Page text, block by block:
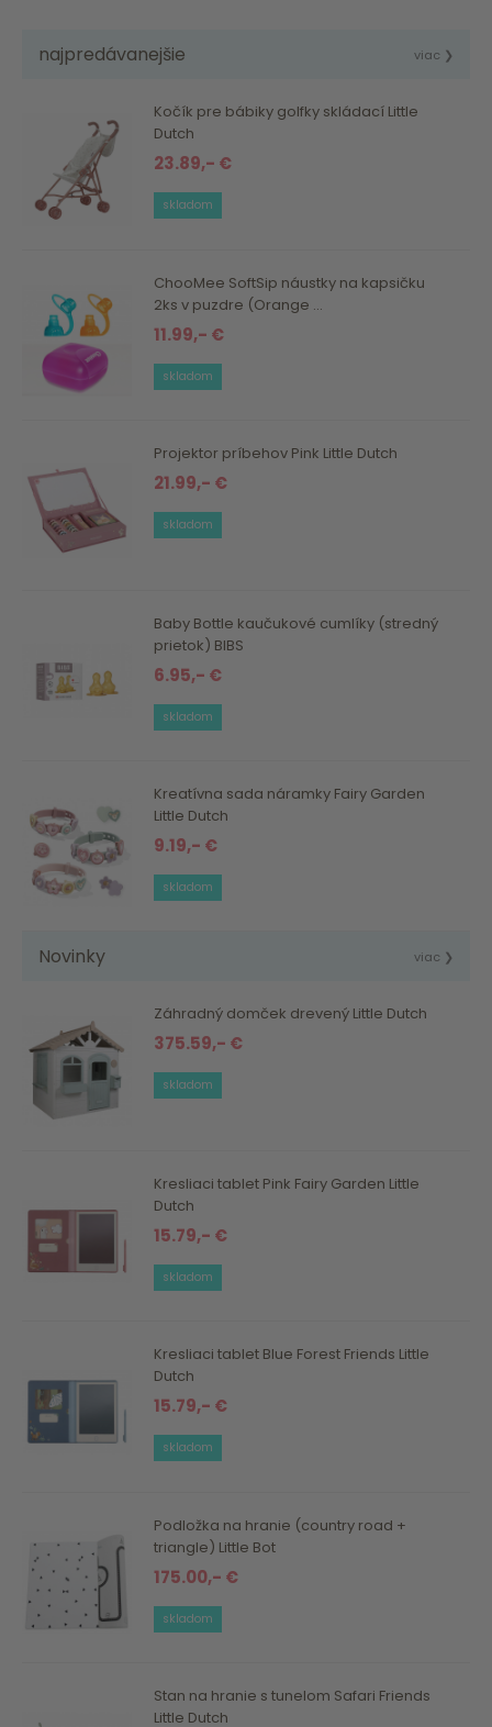
najpredávanejšie viac ❯
Kočík pre bábiky golfky skládací Little
Dutch
23.89,- €
skladom
ChooMee SoftSip náustky na kapsičku
2ks v puzdre (Orange ...
11.99,- €
skladom
Projektor príbehov Pink Little Dutch
21.99,- €
skladom
Baby Bottle kaučukové cumlíky (stredný
prietok) BIBS
6.95,- €
skladom
Kreatívna sada náramky Fairy Garden
Little Dutch
9.19,- €
skladom
Novinky viac ❯
Záhradný domček drevený Little Dutch
375.59,- €
skladom
Kresliaci tablet Pink Fairy Garden Little
Dutch
15.79,- €
skladom
Kresliaci tablet Blue Forest Friends Little
Dutch
15.79,- €
skladom
Podložka na hranie (country road +
triangle) Little Bot
175.00,- €
skladom
Stan na hranie s tunelom Safari Friends
Little Dutch